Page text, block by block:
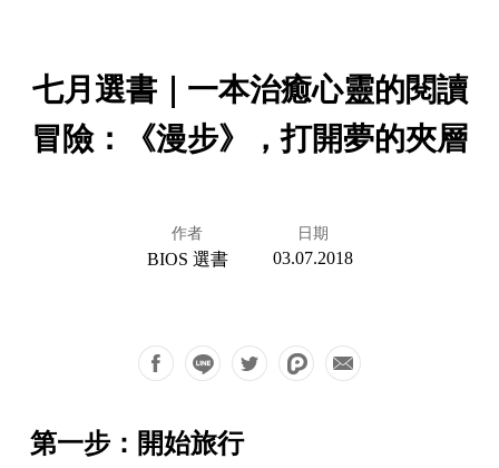
七月選書｜一本治癒心靈的閱讀
冒險：《漫步》，打開夢的夾層
作者
BIOS 選書
日期
03.07.2018
第一步：開始旅行